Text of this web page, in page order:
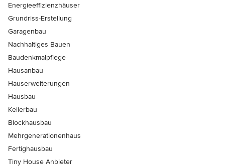
Energieeffizienzhäuser
Grundriss-Erstellung
Garagenbau
Nachhaltiges Bauen
Baudenkmalpflege
Hausanbau
Hauserweiterungen
Hausbau
Kellerbau
Blockhausbau
Mehrgenerationenhaus
Fertighausbau
Tiny House Anbieter